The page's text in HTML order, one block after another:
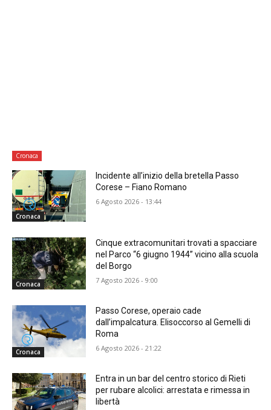
Cronaca
Cronaca
Incidente all’inizio della bretella Passo
Corese – Fiano Romano
6 Agosto 2026 - 13:44
Cronaca
Cinque extracomunitari trovati a spacciare
nel Parco “6 giugno 1944” vicino alla scuola
del Borgo
7 Agosto 2026 - 9:00
Cronaca
Passo Corese, operaio cade
dall’impalcatura. Elisoccorso al Gemelli di
Roma
6 Agosto 2026 - 21:22
Entra in un bar del centro storico di Rieti
per rubare alcolici: arrestata e rimessa in
libertà